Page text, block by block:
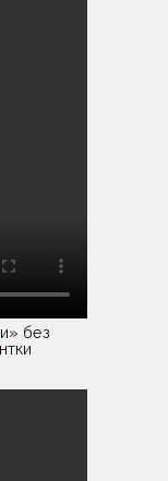
без